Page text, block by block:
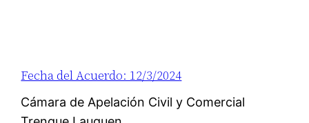
Fecha del Acuerdo: 12/3/2024
Cámara de Apelación Civil y Comercial